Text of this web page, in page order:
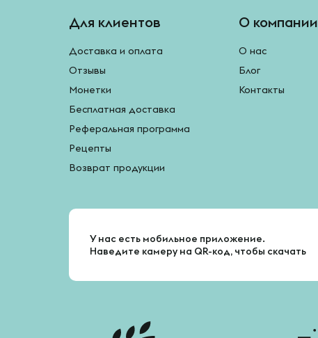
Для клиентов
Доставка и оплата
Отзывы
Монетки
Бесплатная доставка
Реферальная программа
Рецепты
Возврат продукции
О компании
О нас
Блог
Контакты
У нас есть мобильное приложение.
Наведите камеру на QR-код, чтобы скачать